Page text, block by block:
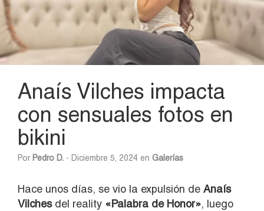
Anaís Vilches impacta
con sensuales fotos en
bikini
Por Pedro D. - Diciembre 5, 2024 en Galerías
Hace unos días, se vio la expulsión de Anaís
Vilchesdel reality «Palabra de Honor», luego